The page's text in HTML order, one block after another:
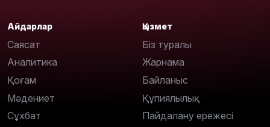
Айдарлар
Саясат
Аналитика
Қоғам
Мәдениет
Сұхбат
Қызмет
Біз туралы
Жарнама
Байланыс
Құпиялылық
Пайдалану ережесі